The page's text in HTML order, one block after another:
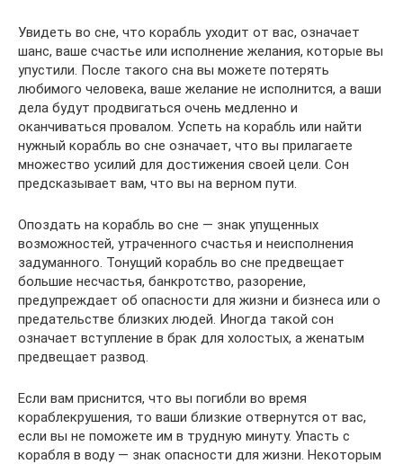
Увидеть во сне, что корабль уходит от вас, означает
шанс, ваше счастье или исполнение желания, которые вы
упустили. После такого сна вы можете потерять
любимого человека, ваше желание не исполнится, а ваши
дела будут продвигаться очень медленно и
оканчиваться провалом. Успеть на корабль или найти
нужный корабль во сне означает, что вы прилагаете
множество усилий для достижения своей цели. Сон
предсказывает вам, что вы на верном пути.
Опоздать на корабль во сне — знак упущенных
возможностей, утраченного счастья и неисполнения
задуманного. Тонущий корабль во сне предвещает
большие несчастья, банкротство, разорение,
предупреждает об опасности для жизни и бизнеса или о
предательстве близких людей. Иногда такой сон
означает вступление в брак для холостых, а женатым
предвещает развод.
Если вам приснится, что вы погибли во время
кораблекрушения, то ваши близкие отвернутся от вас,
если вы не поможете им в трудную минуту. Упасть с
корабля в воду — знак опасности для жизни. Некоторым